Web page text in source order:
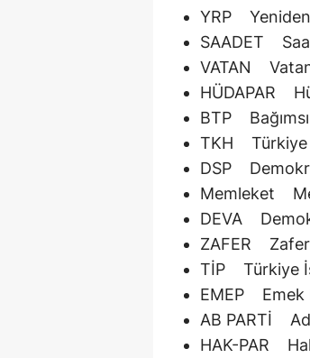
YRP
SAADET
VATAN
HÜDAPAR
BTP
TKH
DSP
Memleket
DEVA
ZAFER
TİP Türkiye
EMEP
AB PARTİ
HAK-PAR